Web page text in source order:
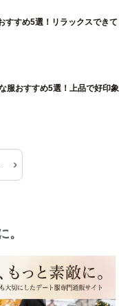
すすめ5選！リラックスできて
服おすすめ5選！上品で好印象
›
。